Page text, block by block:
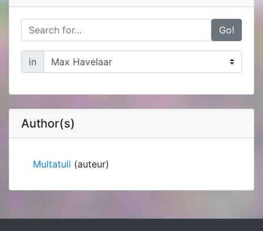
Go!
in
Author(s)
Multatuli (auteur)